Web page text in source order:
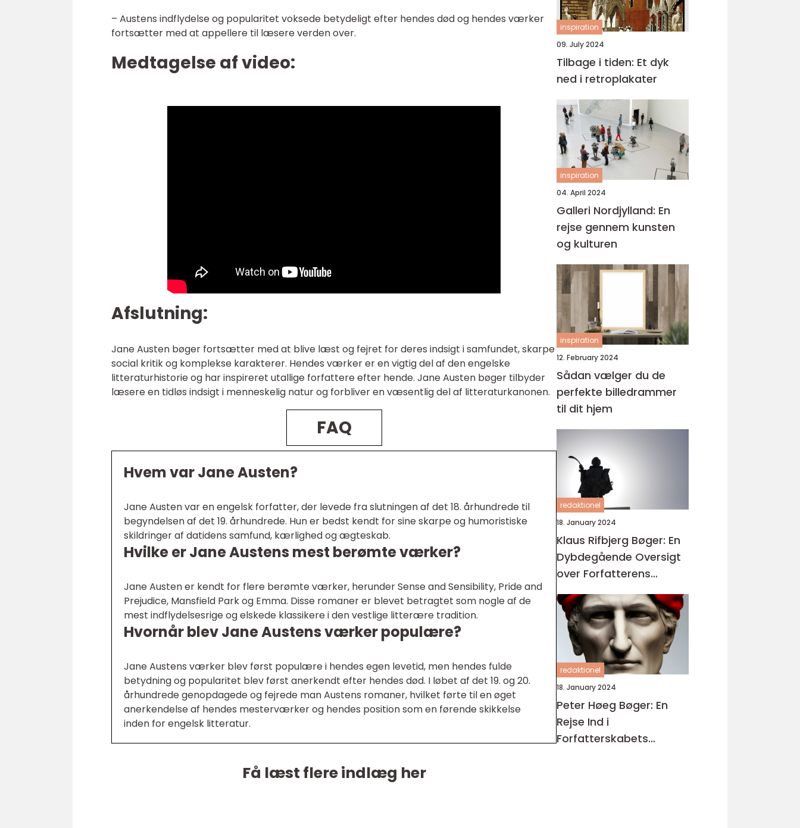
– Austens indflydelse og popularitet voksede betydeligt efter hendes død og hendes værker
fortsætter med at appellere til læsere verden over.
Medtagelse af video:
Afslutning:
Jane Austen bøger fortsætter med at blive læst og fejret for deres indsigt i samfundet, skarpe
social kritik og komplekse karakterer. Hendes værker er en vigtig del af den engelske
litteraturhistorie og har inspireret utallige forfattere efter hende. Jane Austen bøger tilbyder
læsere en tidløs indsigt i menneskelig natur og forbliver en væsentlig del af litteraturkanonen.
FAQ
Hvem var Jane Austen?
Jane Austen var en engelsk forfatter, der levede fra slutningen af det 18. århundrede til
begyndelsen af det 19. århundrede. Hun er bedst kendt for sine skarpe og humoristiske
skildringer af datidens samfund, kærlighed og ægteskab.
Hvilke er Jane Austens mest berømte værker?
Jane Austen er kendt for flere berømte værker, herunder Sense and Sensibility, Pride and
Prejudice, Mansfield Park og Emma. Disse romaner er blevet betragtet som nogle af de
mest indflydelsesrige og elskede klassikere i den vestlige litterære tradition.
Hvornår blev Jane Austens værker populære?
Jane Austens værker blev først populære i hendes egen levetid, men hendes fulde
betydning og popularitet blev først anerkendt efter hendes død. I løbet af det 19. og 20.
århundrede genopdagede og fejrede man Austens romaner, hvilket førte til en øget
anerkendelse af hendes mesterværker og hendes position som en førende skikkelse
inden for engelsk litteratur.
Få læst flere indlæg her
inspiration
09. July 2024
Tilbage i tiden: Et dyk
ned i retroplakater
inspiration
04. April 2024
Galleri Nordjylland: En
rejse gennem kunsten
og kulturen
inspiration
12. February 2024
Sådan vælger du de
perfekte billedrammer
til dit hjem
redaktionel
18. January 2024
Klaus Rifbjerg Bøger: En
Dybdegående Oversigt
over Forfatterens
Værker
redaktionel
18. January 2024
Peter Høeg Bøger: En
Rejse Ind i
Forfatterskabets